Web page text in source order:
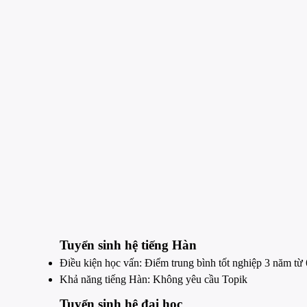
Tuyển sinh hệ tiếng Hàn
Điều kiện học vấn: Điểm trung bình tốt nghiệp 3 năm từ
Khả năng tiếng Hàn: Không yêu cầu Topik
Tuyển sinh hệ đại học